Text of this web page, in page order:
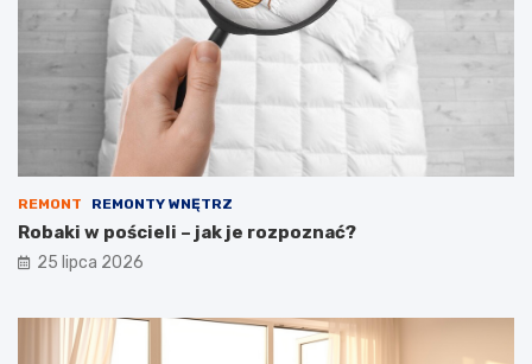
REMONT REMONTY WNĘTRZ
Robaki w pościeli – jak je rozpoznać?
25 lipca 2026